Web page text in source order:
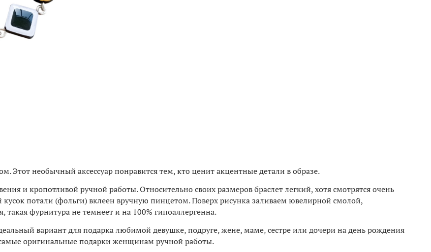
Этот необычный аксессуар понравится тем, кто ценит акцентные детали в образе.
и кропотливой ручной работы. Относительно своих размеров браслет легкий, хотя смотрятся очень
кусок потали (фольги) вклеен вручную пинцетом. Поверх рисунка заливаем ювелирной смолой,
фурнитура не темнеет и на 100% гипоаллергенна.
вариант для подарка любимой девушке, подруге, жене, маме, сестре или дочери на день рождения
оригинальные подарки женщинам ручной работы.